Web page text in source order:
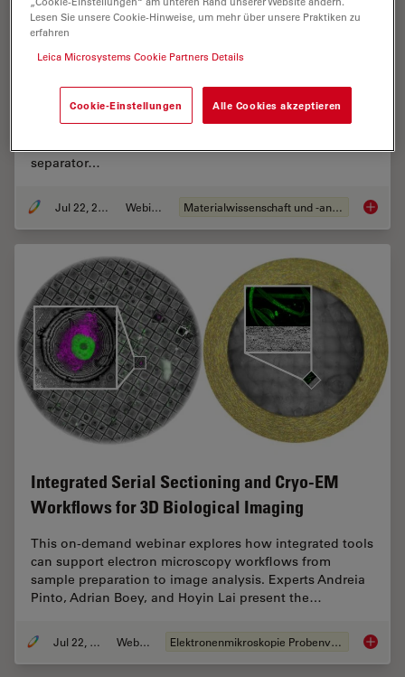
Revealing Sodium Battery Degradation via
Cryo-EM and CryoFIB
Explore how cryogenic electron microscopy and
focused ion beam techniques uncover the intrinsic
structure of sodium battery interfaces. This webinar
separator…
Jul 22, 2025 Webinar Materialwissenschaft und -analyse
Integrated Serial Sectioning and Cryo-EM
Workflows for 3D Biological Imaging
This on-demand webinar explores how integrated tools
can support electron microscopy workflows from
sample preparation to image analysis. Experts Andreia
Pinto, Adrian Boey, and Hoyin Lai present the…
Jul 22, 2025 Webinar Elektronenmikroskopie Probenvorbereitung
Lesen Sie unsere Cookie-Hinweise, um mehr über unsere Praktiken zu
erfahren
Leica Microsystems Cookie Partners Details
Cookie-Einstellungen Alle Cookies akzeptieren